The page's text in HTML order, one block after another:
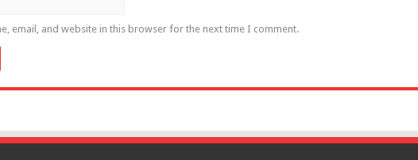
email, and website in this browser for the next time I comment.